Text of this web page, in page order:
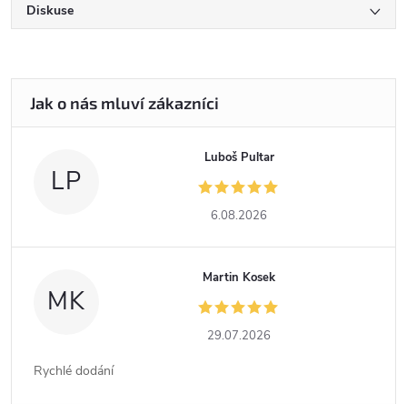
Diskuse
LP
Luboš Pultar
6.08.2026
MK
Martin Kosek
29.07.2026
Rychlé dodání